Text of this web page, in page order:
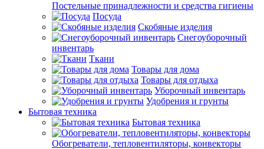
Постельные принадлежности и средства гигиены
Посуда
Скобяные изделия
Снегоуборочный
инвентарь
Ткани
Товары для дома
Товары для отдыха
Уборочный инвентарь
Удобрения и грунты
Бытовая техника
Бытовая техника
Обогреватели, тепловентиляторы, конвекторы